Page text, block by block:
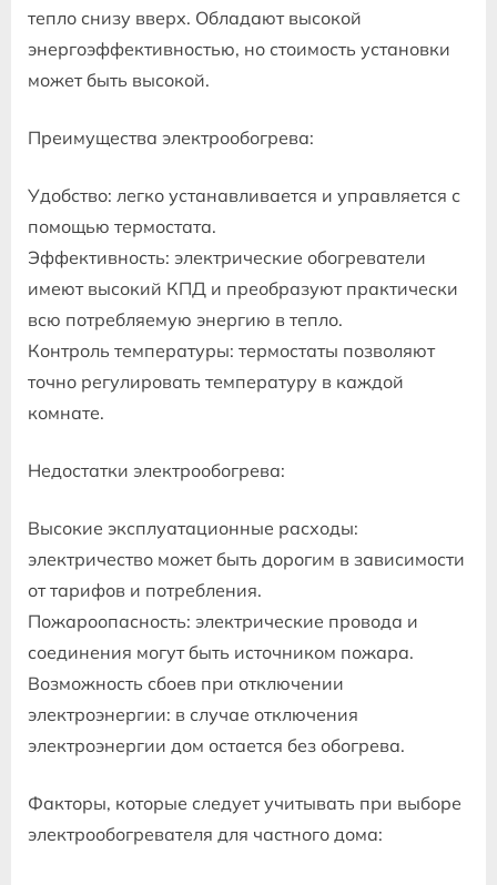
тепло снизу вверх. Обладают высокой
энергоэффективностью, но стоимость установки
может быть высокой.
Преимущества электрообогрева:
Удобство: легко устанавливается и управляется с
помощью термостата.
Эффективность: электрические обогреватели
имеют высокий КПД и преобразуют практически
всю потребляемую энергию в тепло.
Контроль температуры: термостаты позволяют
точно регулировать температуру в каждой
комнате.
Недостатки электрообогрева:
Высокие эксплуатационные расходы:
электричество может быть дорогим в зависимости
от тарифов и потребления.
Пожароопасность: электрические провода и
соединения могут быть источником пожара.
Возможность сбоев при отключении
электроэнергии: в случае отключения
электроэнергии дом остается без обогрева.
Факторы, которые следует учитывать при выборе
электрообогревателя для частного дома: